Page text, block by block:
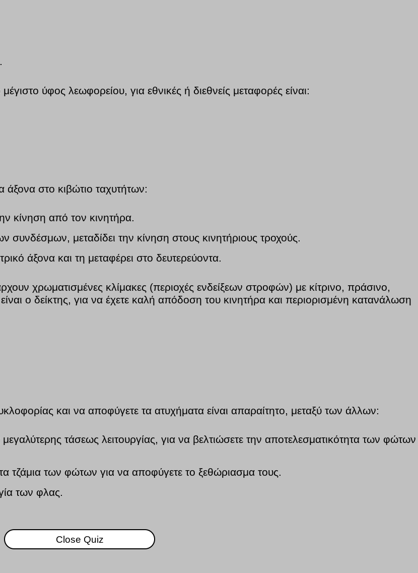
ύφος λεωφορείου, για εθνικές ή διεθνείς μεταφορές είναι:
άξονα στο κιβώτιο ταχυτήτων:
κίνηση από τον κινητήρα.
μεταδίδει την κίνηση στους κινητήριους τροχούς.
άξονα και τη μεταφέρει στο δευτερεύοντα.
χρωματισμένες κλίμακες (περιοχές ενδείξεων στροφών) με κίτρινο, πράσινο,
ο δείκτης, για να έχετε καλή απόδοση του κινητήρα και περιορισμένη κατανάλωση
και να αποφύγετε τα ατυχήματα είναι απαραίτητο, μεταξύ των άλλων:
τάσεως λειτουργίας, για να βελτιώσετε την αποτελεσματικότητα των φώτων
τζάμια των φώτων για να αποφύγετε το ξεθώριασμα τους.
των φλας.